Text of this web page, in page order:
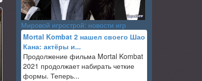
Мировой игрострой: новости игр
Mortal Kombat 2 нашел своего Шао
Кана: актёры и...
Продолжение фильма Mortal Kombat
2021 продолжает набирать четкие
формы. Теперь...